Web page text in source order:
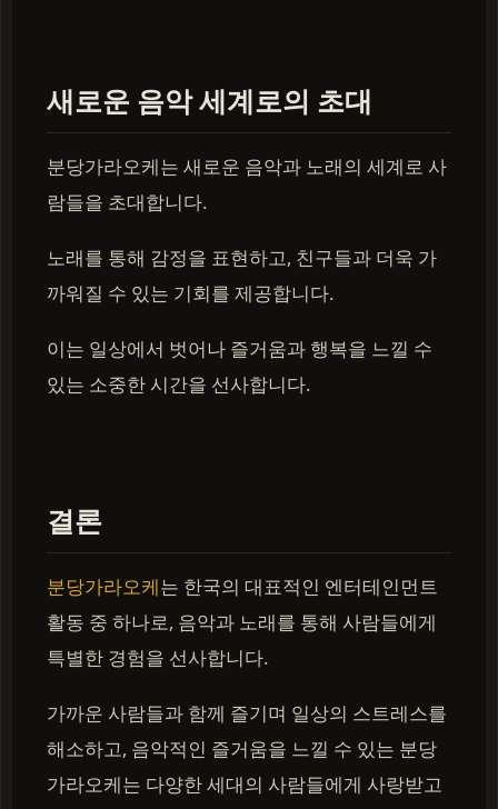
새로운 음악 세계로의 초대
분당가라오케는 새로운 음악과 노래의 세계로 사
람들을 초대합니다.
노래를 통해 감정을 표현하고, 친구들과 더욱 가
까워질 수 있는 기회를 제공합니다.
이는 일상에서 벗어나 즐거움과 행복을 느낄 수
있는 소중한 시간을 선사합니다.
결론
분당가라오케는 한국의 대표적인 엔터테인먼트
활동 중 하나로, 음악과 노래를 통해 사람들에게
특별한 경험을 선사합니다.
가까운 사람들과 함께 즐기며 일상의 스트레스를
해소하고, 음악적인 즐거움을 느낄 수 있는 분당
가라오케는 다양한 세대의 사람들에게 사랑받고